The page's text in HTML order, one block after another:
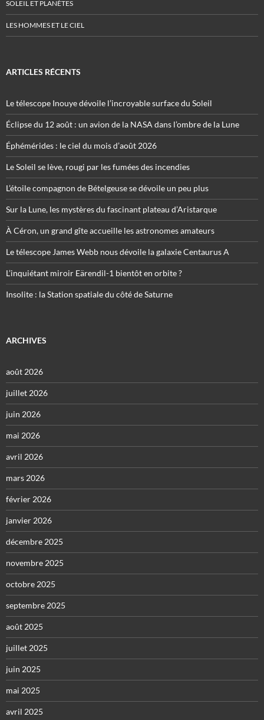
SOLEIL ET PLANÈTES
LES HOMMES ET LE CIEL
ARTICLES RÉCENTS
Le télescope Inouye dévoile l’incroyable surface du Soleil
Éclipse du 12 août : un avion de la NASA dans l’ombre de la Lune
Éphémérides : le ciel du mois d’août 2026
Le Soleil se lève, rougi par les fumées des incendies
L’étoile compagnon de Bételgeuse se dévoile un peu plus
Sur la Lune, les mystères du fascinant plateau d’Aristarque
À Céron, un grand gîte accueille les astronomes amateurs
Le télescope James Webb nous dévoile la galaxie Centaurus A
L’inquiétant miroir Eärendil-1 bientôt en orbite ?
Insolite : la Station spatiale du côté de Saturne
ARCHIVES
août 2026
juillet 2026
juin 2026
mai 2026
avril 2026
mars 2026
février 2026
janvier 2026
décembre 2025
novembre 2025
octobre 2025
septembre 2025
août 2025
juillet 2025
juin 2025
mai 2025
avril 2025